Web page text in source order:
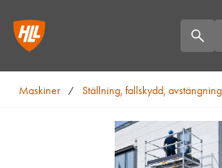
Maskiner / Ställning, fallskydd,